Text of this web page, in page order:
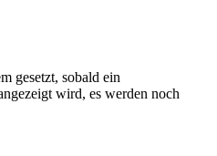
gesetzt, sobald ein
wird, es werden noch